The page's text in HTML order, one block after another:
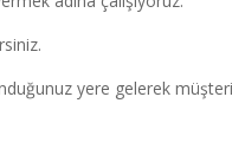
yere gelerek müşteri